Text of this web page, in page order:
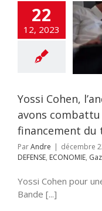
22
12, 2023
l’ancien
: Nous
combattu
le
du
Qatar
Yossi Cohen,
avons
financement du
ParAndre | décembre
DEFENSE, ECONOMIE,
Yossi Cohen pour
Bande [...]